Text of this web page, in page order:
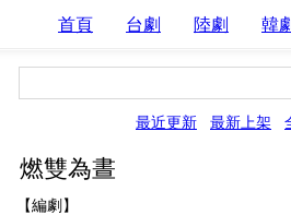
首頁 台劇 陸劇 韓
最近更新 最新上架
燃雙為晝
【編劇】